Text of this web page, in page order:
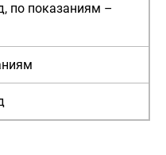
по показаниям –